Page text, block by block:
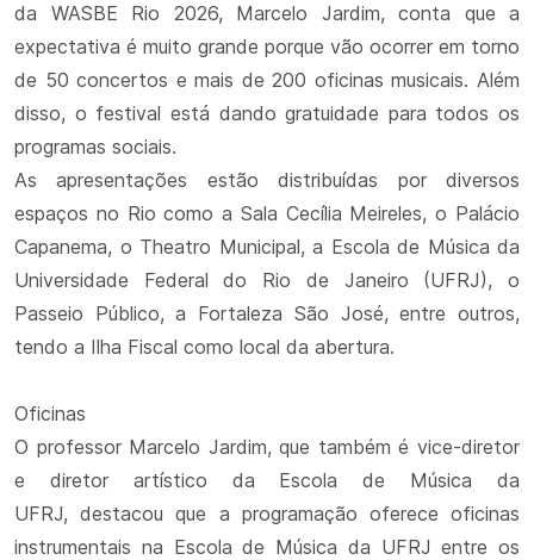
da WASBE Rio 2026, Marcelo Jardim, conta que a
expectativa é muito grande porque vão ocorrer em torno
de 50 concertos e mais de 200 oficinas musicais. Além
disso, o festival está dando gratuidade para todos os
programas sociais.
As apresentações estão distribuídas por diversos
espaços no Rio como a Sala Cecília Meireles, o Palácio
Capanema, o Theatro Municipal, a Escola de Música da
Universidade Federal do Rio de Janeiro (UFRJ), o
Passeio Público, a Fortaleza São José, entre outros,
tendo a Ilha Fiscal como local da abertura.
Oficinas
O professor Marcelo Jardim, que também é vice-diretor
e diretor artístico da Escola de Música da
UFRJ, destacou que a programação oferece oficinas
instrumentais na Escola de Música da UFRJ entre os